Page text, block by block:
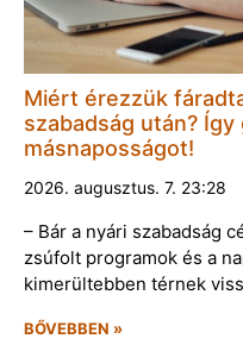
Miért érezzük
szabadság után?
másnaposságot!
2026. augusztus. 7. 23:28
– Bár a nyári szabadság
zsúfolt programok és a
kimerültebben térnek
BŐVEBBEN »